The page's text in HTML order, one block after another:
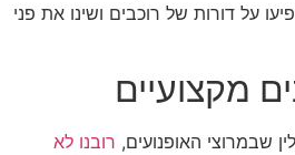
על דורות של רוכבים ושינו את פני
מקצועיים
שבמרוצי האופנועים, רובנו לא